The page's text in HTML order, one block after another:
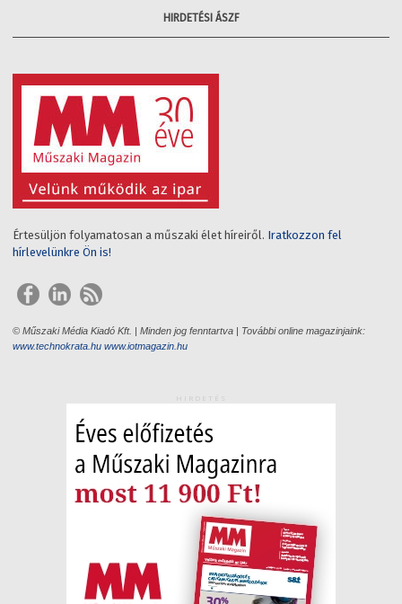
HIRDETÉSI ÁSZF
Értesüljön folyamatosan a műszaki élet híreiről. Iratkozzon fel
hírlevelünkre Ön is!
© Műszaki Média Kiadó Kft. | Minden jog fenntartva | További online magazinjaink:
www.technokrata.hu www.iotmagazin.hu
HIRDETÉS